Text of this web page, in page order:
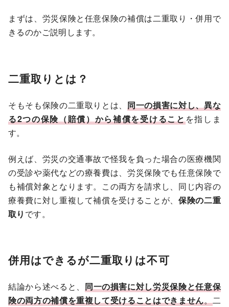
まずは、労災保険と任意保険の補償は二重取り・併用で
きるのかご説明します。
二重取りとは？
そもそも保険の二重取りとは、同一の損害に対し、異な
る2つの保険（賠償）から補償を受けることを指しま
す。
例えば、労災の交通事故で怪我を負った場合の医療機関
の受診や薬代などの療養費は、労災保険でも任意保険で
も補償対象となります。この両方を請求し、同じ内容の
療養費に対し重複して補償を受けることが、 保険の二重
取り です。
併用はできるが二重取りは不可
結論から述べると、 同一の損害に対し労災保険と任意保
険の両方の補償を重複して受けることはできません。二